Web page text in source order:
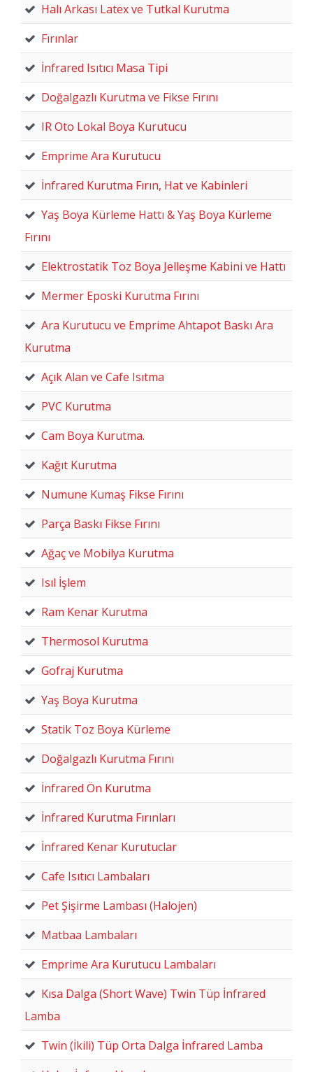
Halı Arkası Latex ve Tutkal Kurutma
Fırınlar
İnfrared Isıtıcı Masa Tipi
Doğalgazlı Kurutma ve Fikse Fırını
IR Oto Lokal Boya Kurutucu
Emprime Ara Kurutucu
İnfrared Kurutma Fırın, Hat ve Kabinleri
Yaş Boya Kürleme Hattı & Yaş Boya Kürleme
Fırını
Elektrostatik Toz Boya Jelleşme Kabini ve Hattı
Mermer Eposki Kurutma Fırını
Ara Kurutucu ve Emprime Ahtapot Baskı Ara
Kurutma
Açık Alan ve Cafe Isıtma
PVC Kurutma
Cam Boya Kurutma.
Kağıt Kurutma
Numune Kumaş Fikse Fırını
Parça Baskı Fikse Fırını
Ağaç ve Mobilya Kurutma
Isıl İşlem
Ram Kenar Kurutma
Thermosol Kurutma
Gofraj Kurutma
Yaş Boya Kurutma
Statik Toz Boya Kürleme
Doğalgazlı Kurutma Fırını
İnfrared Ön Kurutma
İnfrared Kurutma Fırınları
İnfrared Kenar Kurutuclar
Cafe Isıtıcı Lambaları
Pet Şişirme Lambası (Halojen)
Matbaa Lambaları
Emprime Ara Kurutucu Lambaları
Kısa Dalga (Short Wave) Twin Tüp İnfrared
Lamba
Twin (İkili) Tüp Orta Dalga İnfrared Lamba